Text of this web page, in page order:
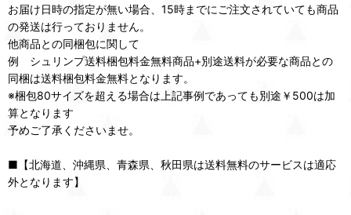
お届け日時の指定が無い場合、15時までにご注文されていても商品
の発送は行っておりません。
他商品との同梱包に関して
例 シュリンプ送料梱包料金無料商品+別途送料が必要な商品との
同梱は送料梱包料金無料となります。
※梱包80サイズを超える場合は上記事例であっても別途￥500は加
算となります
予めご了承くださいませ。
■【北海道、沖縄県、青森県、秋田県は送料無料のサービスは適応
外となります】